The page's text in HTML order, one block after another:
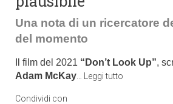
Una nota di un ricercatore
del momento
Il film del 2021 “Don’t Look Up”,
Adam McKay
Leggi tutto
Condividi con